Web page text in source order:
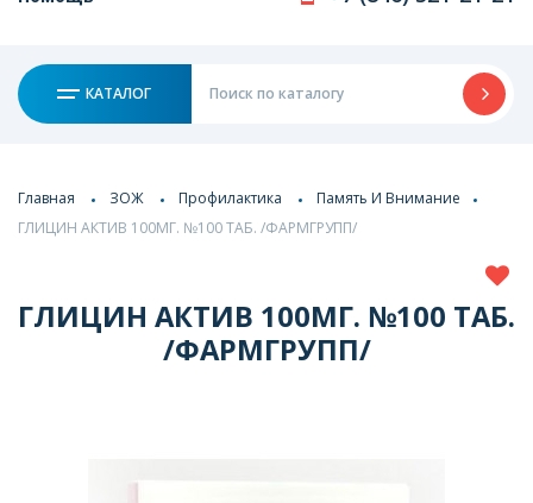
КАТАЛОГ
Главная ЗОЖ Профилактика
Память И Внимание
ГЛИЦИН АКТИВ 100МГ. №100 ТАБ. /ФАРМГРУПП/
ГЛИЦИН АКТИВ 100МГ. №100 ТАБ.
/ФАРМГРУПП/